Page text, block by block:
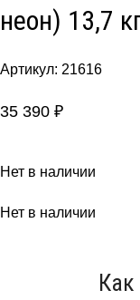
неон) 13,7
Артикул: 21616
35 390 ₽
Нет в наличии
Нет в наличии
Как